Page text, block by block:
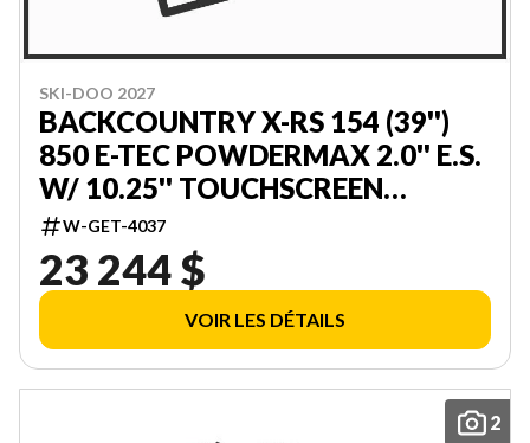
SKI-DOO 2027
BACKCOUNTRY X-RS 154 (39'')
850 E-TEC POWDERMAX 2.0'' E.S.
W/ 10.25'' TOUCHSCREEN
000UZVG00
W-GET-4037
23 244 $
VOIR LES DÉTAILS
2